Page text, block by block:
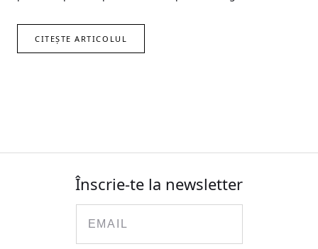
CITEȘTE ARTICOLUL
Înscrie-te la newsletter